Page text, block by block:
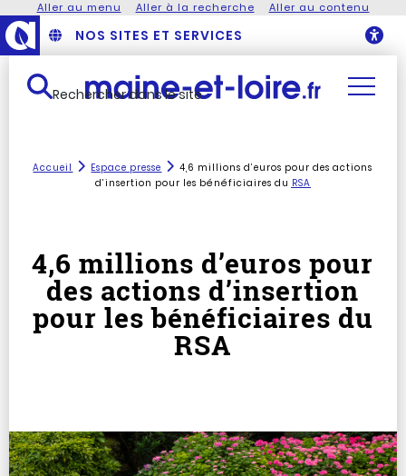
Aller au menu Aller à la recherche Aller au contenu
NOS SITES ET SERVICES
Rechercher dans le site
Accueil Espace presse
4,6 millions d’euros pour des actions
d’insertion pour les bénéficiaires du RSA
4,6 millions d’euros pour
des actions d’insertion
pour les bénéficiaires du
RSA